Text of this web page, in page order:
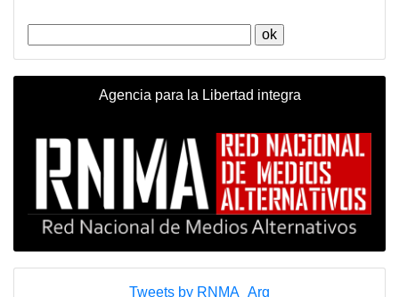
Agencia para la Libertad integra
Tweets by RNMA_Arg